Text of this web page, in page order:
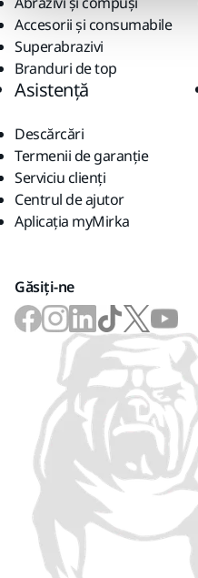
Accesorii și consumabile
Superabrazivi
Branduri de top
Asistență
Descărcări
Termenii de garanție
Serviciu clienți
Centrul de ajutor
Aplicația myMirka
Găsiți-ne